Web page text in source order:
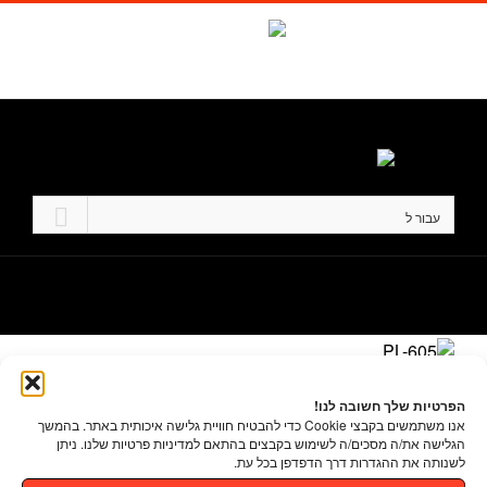
הפרטיות שלך חשובה לנו!
אנו משתמשים בקבצי Cookie כדי להבטיח חוויית גלישה איכותית באתר. בהמשך
הגלישה את/ה מסכים/ה לשימוש בקבצים בהתאם למדיניות פרטיות שלנו. ניתן
לשנותה את ההגדרות דרך הדפדפן בכל עת.
דלג
עבור ל
דקוליין בע"מ ת.ד. 12100 רחוב התלם 3 פארק תעשיות עמק חפר
טל.